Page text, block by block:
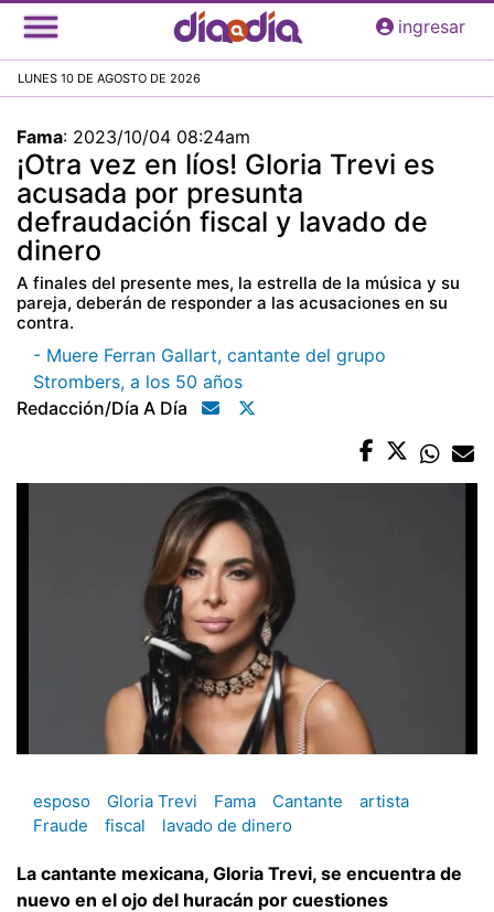
Pasar
al
principal
ingresar
LUNES 10 DE AGOSTO DE 2026
Fama: 2023/10/04 08:24am
¡Otra vez en líos! Gloria Trevi es
acusada por presunta
defraudación fiscal y lavado de
dinero
A finales del presente mes, la estrella de la música y su
pareja, deberán de responder a las acusaciones en su
contra.
- Muere Ferran Gallart, cantante del grupo
Strombers, a los 50 años
Redacción/día A Día
esposo Gloria Trevi Fama Cantante
artista
Fraude
fiscal lavado de dinero
La cantante mexicana, Gloria Trevi, se encuentra de
nuevo en el ojo del huracán por cuestiones